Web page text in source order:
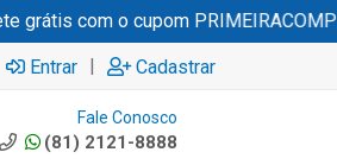
com o cupom
Entrar | Cadastrar
Fale Conosco
(81) 2121-8888